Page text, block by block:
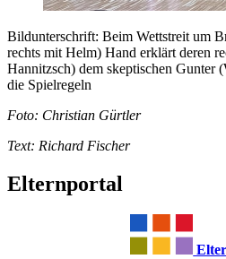
Bildunterschrift: Beim Wettstreit um
rechts mit Helm) Hand erklärt deren
Hannitzsch) dem skeptischen
die Spielregeln
Foto: Christian Gürtler
Text: Richard Fischer
Elternportal